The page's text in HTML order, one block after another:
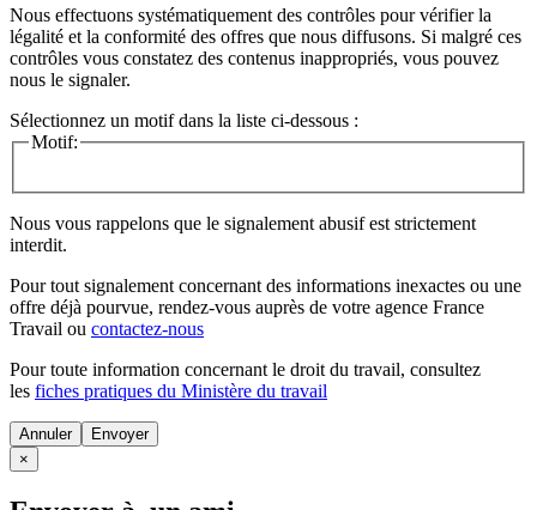
Nous effectuons systématiquement des contrôles pour vérifier la
légalité et la conformité des offres que nous diffusons. Si malgré ces
contrôles vous constatez des contenus inappropriés, vous pouvez
nous le signaler.
Sélectionnez un motif dans la liste ci-dessous :
Motif:
Nous vous rappelons que le signalement abusif est strictement
interdit.
Pour tout signalement concernant des informations inexactes ou une
offre déjà pourvue, rendez-vous auprès de votre agence France
Travail ou contactez-nous
Pour toute information concernant le droit du travail, consultez
les fiches pratiques du Ministère du travail
Annuler
×